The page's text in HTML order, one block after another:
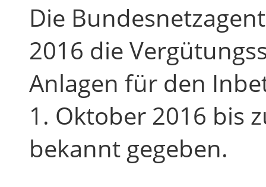
Die
2016 die
Anlagen für den
1. Oktober 2016 bis
bekannt gegeben.